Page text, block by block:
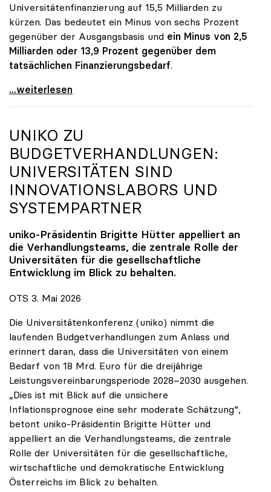
Universitätenfinanzierung auf 15,5 Milliarden zu
kürzen. Das bedeutet ein Minus von sechs Prozent
gegenüber der Ausgangsbasis und ein Minus von 2,5
Milliarden oder 13,9 Prozent gegenüber dem
tatsächlichen Finanzierungsbedarf.
\"Österreich ist für die heimischen Universitäten
...weiterlesen
UNIKO ZU
BUDGETVERHANDLUNGEN:
UNIVERSITÄTEN SIND
INNOVATIONSLABORS UND
SYSTEMPARTNER
uniko-Präsidentin Brigitte Hütter appelliert an
die Verhandlungsteams, die zentrale Rolle der
Universitäten für die gesellschaftliche
Entwicklung im Blick zu behalten.
OTS 3. Mai 2026
Die Universitätenkonferenz (uniko) nimmt die
laufenden Budgetverhandlungen zum Anlass und
erinnert daran, dass die Universitäten von einem
Bedarf von 18 Mrd. Euro für die dreijährige
Leistungsvereinbarungsperiode 2028–2030 ausgehen.
„Dies ist mit Blick auf die unsichere
Inflationsprognose eine sehr moderate Schätzung“,
betont uniko-Präsidentin Brigitte Hütter und
appelliert an die Verhandlungsteams, die zentrale
Rolle der Universitäten für die gesellschaftliche,
wirtschaftliche und demokratische Entwicklung
Österreichs im Blick zu behalten.